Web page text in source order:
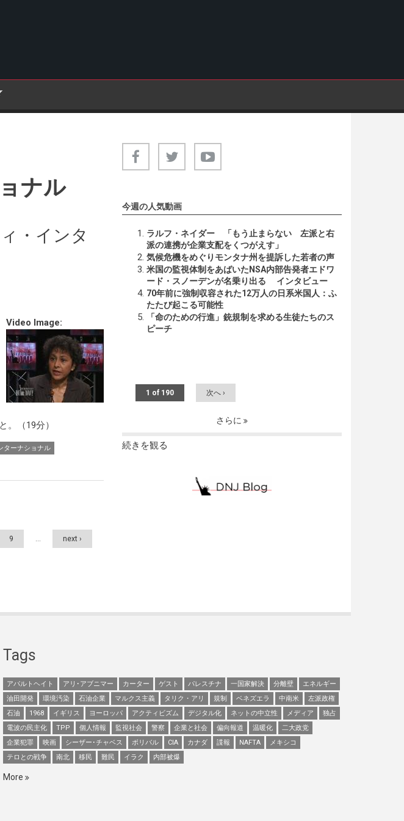
ナル
・インタ
Video Image:
。（19分）
ターナショナル
9 … next ›
今週の人気動画
ラルフ・ネイダー 「もう止まらない 左派と右
派の連携が企業支配をくつがえす」
気候危機をめぐりモンタナ州を提訴した若者の声
米国の監視体制をあばいたNSA内部告発者エドワ
ード・スノーデンが名乗り出る インタビュー
70年前に強制収容された12万人の日系米国人：ふ
たたび起こる可能性
「命のための行進」銃規制を求める生徒たちのス
ピーチ
1 of 190 次へ ›
さらに
続きを観る
Tags
アパルトヘイト アリ･アブニマー カーター ゲスト パレスチナ 一国家解決 分離壁
エネルギー
油田開発
環境汚染 石油企業 マルクス主義 タリク・アリ 規制 ベネズエラ 中南米
左派政権
石油
1968 イギリス ヨーロッパ アクティビズム デジタル化 ネットの中立性 メディア
独占
電波の民主化
TPP 個人情報 監視社会 警察 企業と社会 偏向報道 温暖化
二大政党
企業犯罪
映画 シーザー･チャベス ボリバル CIA カナダ 諜報 NAFTA
メキシコ
テロとの戦争
南北 移民 難民 イラク 内部被爆
More